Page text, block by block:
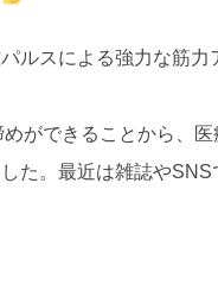
ルスによる強力な筋
ができることから、
た。最近は雑誌や